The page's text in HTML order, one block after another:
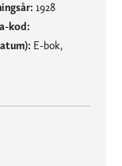
1928
kod:
E-bok,